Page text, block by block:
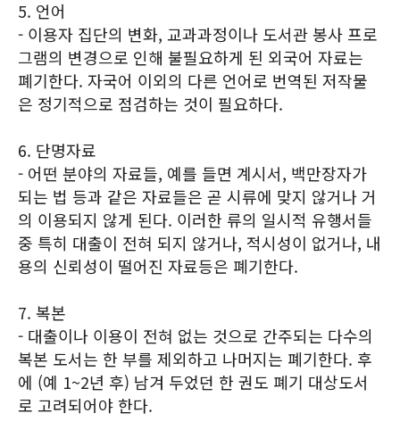
5. 언어
- 이용자 집단의 변화, 교과과정이나 도서관 봉사 프로
그램의 변경으로 인해 불필요하게 된 외국어 자료는
폐기한다. 자국어 이외의 다른 언어로 번역된 저작물
은 정기적으로 점검하는 것이 필요하다.
6. 단명자료
- 어떤 분야의 자료들, 예를 들면 계시서, 백만장자가
되는 법 등과 같은 자료들은 곧 시류에 맞지 않거나 거
의 이용되지 않게 된다. 이러한 류의 일시적 유행서들
중 특히 대출이 전혀 되지 않거나, 적시성이 없거나, 내
용의 신뢰성이 떨어진 자료등은 폐기한다.
7. 복본
- 대출이나 이용이 전혀 없는 것으로 간주되는 다수의
복본 도서는 한 부를 제외하고 나머지는 폐기한다. 후
에 (예 1~2년 후) 남겨 두었던 한 권도 폐기 대상도서
로 고려되어야 한다.